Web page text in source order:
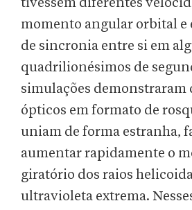
tivessem diferentes
momento angular orbital e
de sincronia entre si em
quadrilionésimos de
simulações demonstraram
ópticos em formato de
uniam de forma estranha,
aumentar rapidamente o
giratório dos raios
ultravioleta extrema.